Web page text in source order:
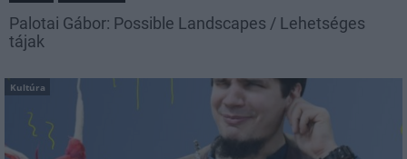
Palotai Gábor: Possible Landscapes / Lehetséges
tájak
Kultúra